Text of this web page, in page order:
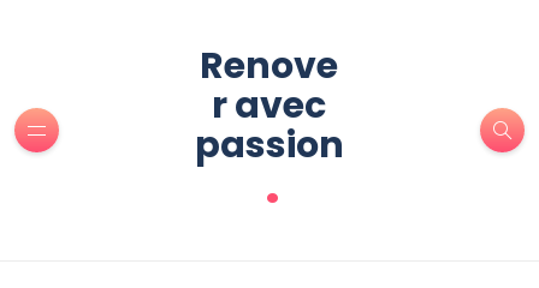
Renove
r avec
passion
.